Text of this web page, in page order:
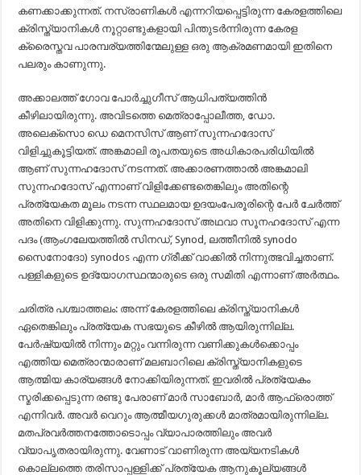
കണക്കാക്കുന്നത്‌. നസ്രാണികൾ എന്നറിയപ്പെട്ടിരുന്ന കേരളത്തിലെ
ക്രിസ്ത്യാനികൾ നൂറ്റാണ്ടുകളായി പിന്തുടർന്നിരുന്ന കേരള
ക്രൈസ്തവ പാരമ്പര്യത്തിന്മേലുള്ള ഒരു ആക്രമണമായി ഇതിനെ
പലരും കാണുന്നു.
അക്കാലത്ത് ഗോവ പോർച്ചുഗീസ് ആധിപത്യത്തിൻ
കീഴിലായിരുന്നു. അവിടത്തെ മെത്രാപ്പോലീത്ത, ഡോ.
അലെക്സൊ ഡെ മെനസിസ് ആണ്‌ സുന്നഹദോസ്‌
വിളിച്ചുകൂട്ടിയത്‌. അങ്കമാലി രൂപതയുടെ അധികാരപരിധിയിൽ
ആണ്‌ സുന്നഹദോസ്‌ നടന്നത്‌. അക്കാരണത്താൽ അങ്കമാലി
സുന്നഹദോസ്‌ എന്നാണ്‌ വിളിക്കേണ്ടതെങ്കിലും അതിന്റെ
പ്രത്യേകത മൂലം നടന്ന സ്ഥലമായ ഉദയംപേരൂരിന്റെ പേർ ചേർത്ത്
അതിനെ വിളിക്കുന്നു. സുന്നഹദോസ് അഥവാ സൂനഹദോസ് എന്ന
പദം (ആംഗലേയത്തിൽ സിനഡ്, Synod, ലത്തീനിൽ synodo
സൈനോദോ) synodos എന്ന ഗ്രീക്ക് വാക്കിൽ നിന്നുത്ഭവിച്ചതാണ്.
പള്ളികളുടെ ഉദ്യോഗസ്ഥന്മാരുടെ ഒരു സമിതി എന്നാണ് അർത്ഥം.
ചരിത്ര പശ്ചാത്തലം: അന്ന് കേരളത്തിലെ ക്രിസ്ത്യാനികൾ
ഏതെങ്കിലും പ്രത്യേക സഭയുടെ കീഴിൽ ആയിരുന്നില്ല.
പേർഷ്യയിൽ നിന്നും മറ്റും വന്നിരുന്ന വണിക്കുകൾക്കൊപ്പം
എത്തിയ മെത്രാന്മാരാണ് മലബാറിലെ ക്രിസ്ത്യാനികളുടെ
ആത്മിയ കാര്യങ്ങൾ നോക്കിയിരുന്നത്‌. ഇവരിൽ പ്രത്യേകം
സ്മരിക്കപ്പെടുന്ന രണ്ടു പേരാണ് മാർ സാബോർ, മാർ ആഫ്രൊത്ത്‌
എന്നിവർ. അവർ വെറും ആത്മീയഗുരുക്കൾ മാത്രമായിരുന്നില്ല.
മതപ്രവർത്തനത്തോടൊപ്പം വ്യാപാരത്തിലും അവർ
വ്യാപൃതരായിരുന്നു. വേണാട് വാണിരുന്ന അയ്യനടികൾ
കൊല്ലത്തെ തരിസാപ്പള്ളിക്ക് പ്രത്യേക ആനുകൂല്യങ്ങൾ